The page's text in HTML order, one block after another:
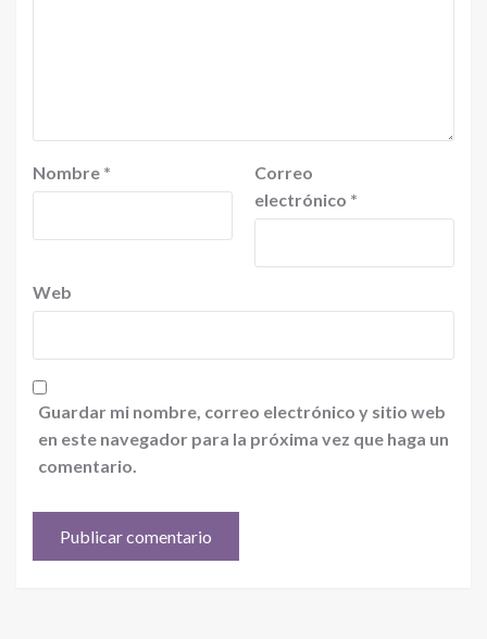
Nombre *
Correo
electrónico *
Web
Guardar mi nombre, correo electrónico y sitio web
en este navegador para la próxima vez que haga un
comentario.